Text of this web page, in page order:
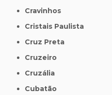
Cravinhos
Cristais Paulista
Cruz Preta
Cruzeiro
Cruzália
Cubatão